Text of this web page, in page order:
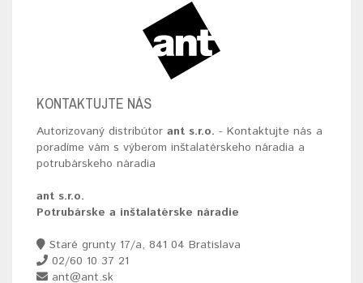
KONTAKTUJTE NÁS
Autorizovaný distribútor ant s.r.o. - Kontaktujte nás a
poradíme vám s výberom inštalatérskeho náradia a
potrubárskeho náradia
ant s.r.o.
Potrubárske a inštalatérske náradie
Staré grunty 17/a, 841 04 Bratislava
02/60 10 37 21
ant@ant.sk